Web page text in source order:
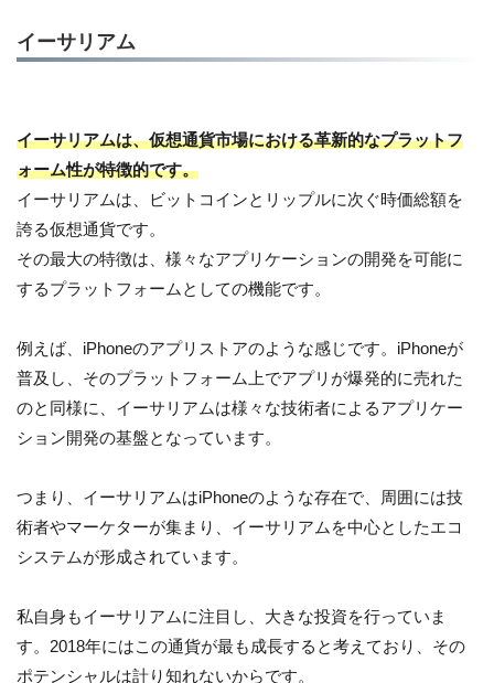
イーサリアム
イーサリアムは、仮想通貨市場における革新的なプラットフ
ォーム性が特徴的です。
イーサリアムは、ビットコインとリップルに次ぐ時価総額を
誇る仮想通貨です。
その最大の特徴は、様々なアプリケーションの開発を可能に
するプラットフォームとしての機能です。
例えば、iPhoneのアプリストアのような感じです。iPhoneが
普及し、そのプラットフォーム上でアプリが爆発的に売れた
のと同様に、イーサリアムは様々な技術者によるアプリケー
ション開発の基盤となっています。
つまり、イーサリアムはiPhoneのような存在で、周囲には技
術者やマーケターが集まり、イーサリアムを中心としたエコ
システムが形成されています。
私自身もイーサリアムに注目し、大きな投資を行っていま
す。2018年にはこの通貨が最も成長すると考えており、その
ポテンシャルは計り知れないからです。